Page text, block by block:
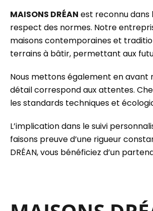
MAISONS DRÉAN est reconnu
respect des normes. Notre
maisons contemporaines et
terrains à bâtir, permettant aux
Nous mettons également en
détail correspond aux attentes.
les standards techniques et
L’implication dans le suivi
faisons preuve d’une rigueur
DRÉAN, vous bénéficiez d’un